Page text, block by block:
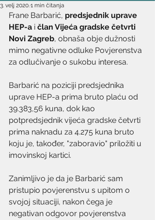
3. velj 2020.1 min čitanja
Frane Barbarić, predsjednik uprave
HEP-a i član Vijeća gradske četvrti
Novi Zagreb, obnaša obje dužnosti
mimo negativne odluke Povjerenstva
za odlučivanje o sukobu interesa.
Barbarić na poziciji predsjednika
uprave HEP-a prima bruto plaću od
39.383,56 kuna, dok kao
potpredsjednik vijeća gradske četvrti
prima naknadu za 4.275 kuna bruto
koju je, također, "zaboravio" priložiti u
imovinskoj kartici.
Zanimljivo je da je Barbarić sam
pristupio povjerenstvu s upitom o
svojoj situaciji, nakon čega je
negativan odgovor povjerenstva